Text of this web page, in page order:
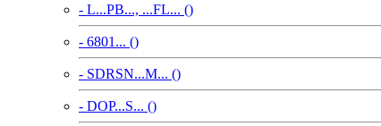
- L...PB..., ...FL... ()
- 6801... ()
- SDRSN...M... ()
- DOP...S... ()